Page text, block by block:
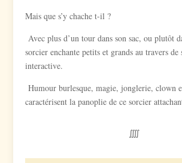
Mais que s’y chache t-il ?
Avec plus d’un tour dans son sac, ou plutôt
sorcier enchante petits et grands au travers de
interactive.
Humour burlesque, magie, jonglerie, clown
caractérisent la panoplie de ce sorcier
⨌